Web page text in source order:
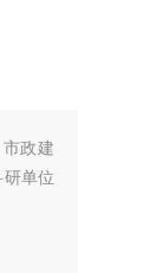
政建
单位